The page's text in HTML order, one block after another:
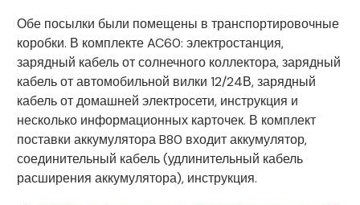
Обе посылки были помещены в транспортировочные
коробки. В комплекте AC60: электростанция,
зарядный кабель от солнечного коллектора, зарядный
кабель от автомобильной вилки 12/24В, зарядный
кабель от домашней электросети, инструкция и
несколько информационных карточек. В комплект
поставки аккумулятора B80 входит аккумулятор,
соединительный кабель (удлинительный кабель
расширения аккумулятора), инструкция.